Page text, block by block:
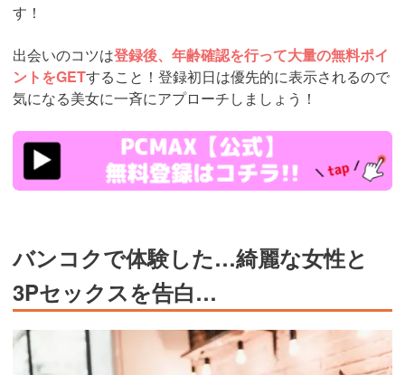
す！
出会いのコツは登録後、年齢確認を行って大量の無料ポイ
ントをGETすること！登録初日は優先的に表示されるので
気になる美女に一斉にアプローチしましょう！
https://pcmax.jp/lp/?
ad_id=rm327007
バンコクで体験した…綺麗な女性と
3Pセックスを告白…